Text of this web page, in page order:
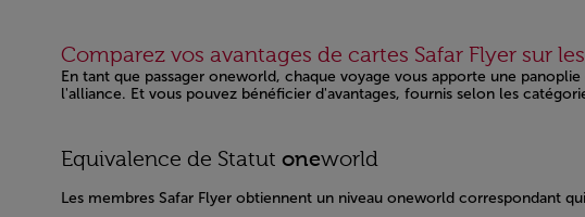
Comparez vos avantages de cartes Safar Flyer sur
En tant que passager oneworld, chaque voyage vous apporte une
l'alliance. Et vous pouvez bénéficier d'avantages, fournis selon les
Equivalence de Statut oneworld
Les membres Safar Flyer obtiennent un niveau oneworld correspondant